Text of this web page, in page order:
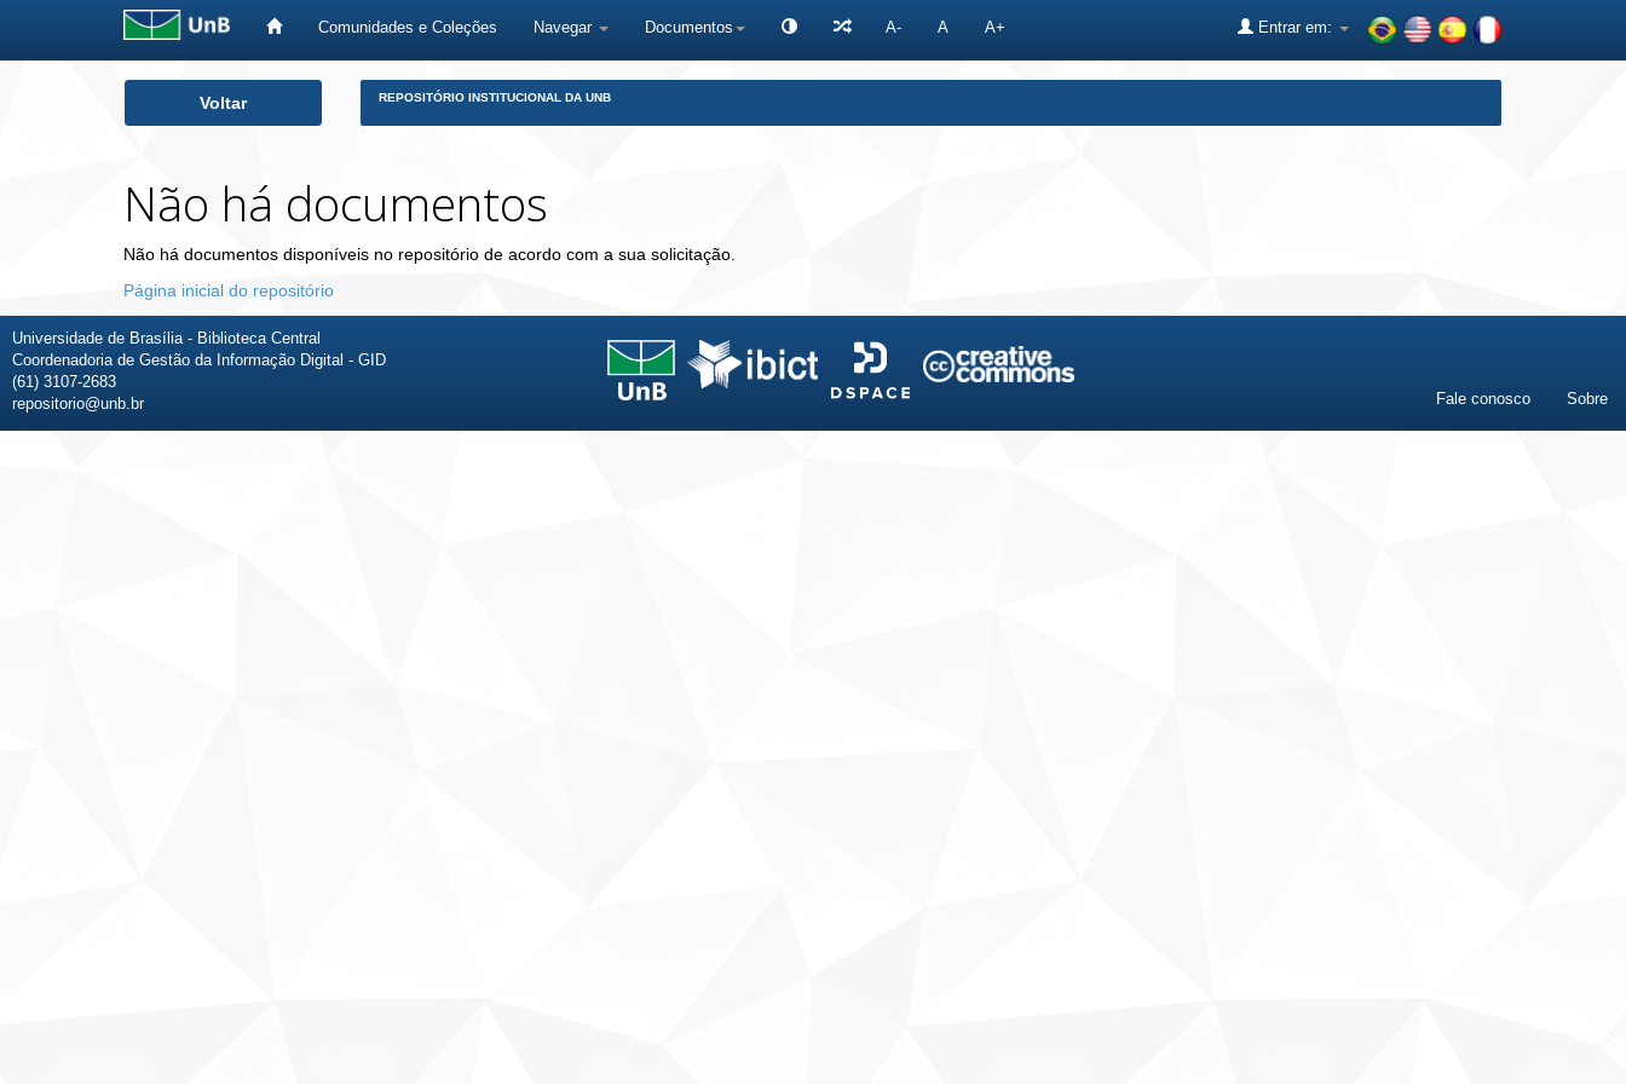
Comunidades e Coleções Navegar Documentos A- A A+ Entrar em:
Voltar REPOSITÓRIO INSTITUCIONAL DA UNB
Não há documentos
Não há documentos disponíveis no repositório de acordo com a sua solicitação.
Página inicial do repositório
Universidade de Brasília - Biblioteca Central
Coordenadoria de Gestão da Informação Digital - GID
(61) 3107-2683
repositorio@unb.br
Fale conosco Sobre